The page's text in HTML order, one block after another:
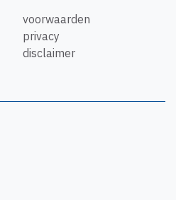
voorwaarden
privacy
disclaimer